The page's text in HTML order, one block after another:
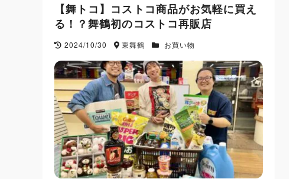
【舞トコ】コストコ商品がお気軽に買え
る！？舞鶴初のコストコ再販店
2024/10/30 東舞鶴 お買い物